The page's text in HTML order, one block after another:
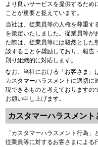
より良いサービスを提供するため
ことが重要と捉えています。
当社は、従業員等の人権を尊重す
を策定いたしました。従業員等が
た際は、従業員等には毅然とした
談することを奨励しており、報告
則り組織的に対応します。
なお、当社における「お客さま」
カスタマーハラスメントに適切に
現できるものと考えておりますの
お願い申し上げます。
カスタマーハラスメント
「カスタマーハラスメント行為
従業員等に対するお客さまによる